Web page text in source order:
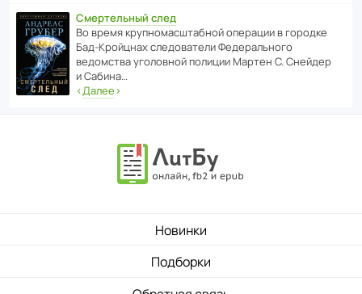
Смертельный след
Во время круп­но­мас­ш­та­бной операции в городке
Бад‑Крой­цнах следо­ва­тели Феде­раль­ного
ведомства уголо­вной полиции Мартен С. Снейдер
и Сабина…
‹Далее›
Новинки
Подборки